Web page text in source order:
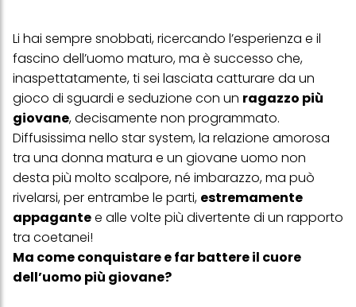
Li hai sempre snobbati, ricercando l’esperienza e il
fascino dell’uomo maturo, ma è successo che,
inaspettatamente, ti sei lasciata catturare da un
gioco di sguardi e seduzione con un ragazzo più
giovane, decisamente non programmato.
Diffusissima nello star system, la relazione amorosa
tra una donna matura e un giovane uomo non
desta più molto scalpore, né imbarazzo, ma può
rivelarsi, per entrambe le parti, estremamente
appagantee alle volte più divertente di un rapporto
tra coetanei!
Ma come conquistare e far battere il cuore
dell’uomo più giovane?